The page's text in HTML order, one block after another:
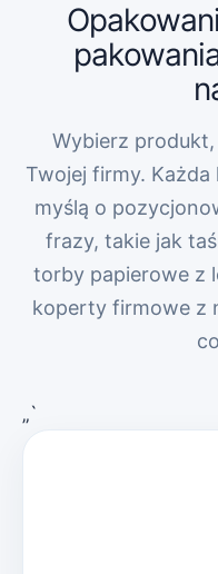
Wybierz
Twojej firmy. Każda
myślą o
frazy, takie jak
torby papierowe z
koperty firmowe z
„`